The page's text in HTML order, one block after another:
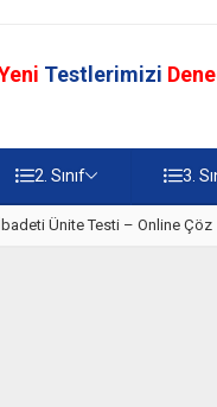
Testlerimizi
2. Sınıf 3.
Ünite Testi – Online Çöz